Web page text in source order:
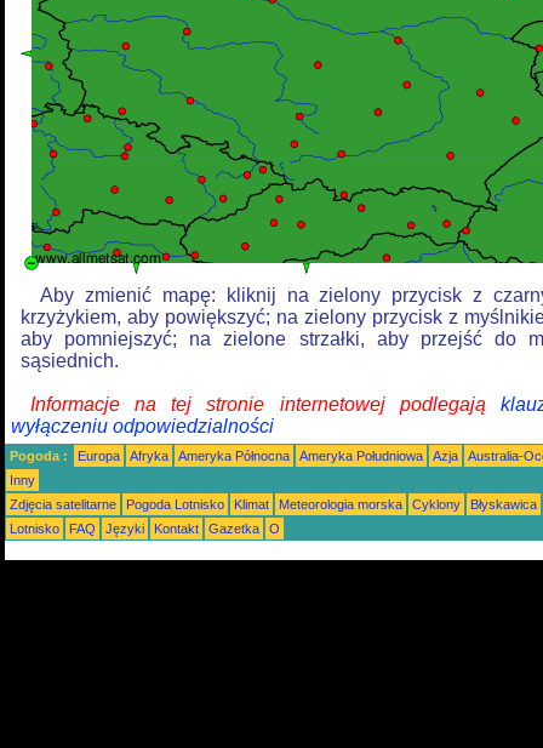
Aby zmienić mapę: kliknij na zielony przycisk z
krzyżykiem, aby powiększyć; na zielony przycisk z
aby pomniejszyć; na zielone strzałki, aby przejść do
sąsiednich.
Informacje na tej stronie internetowej podlegają
wyłączeniu odpowiedzialności
Pogoda : Europa Afryka Ameryka Północna Ameryka Południowa Azja
Australia-
Inny
Zdjęcia satelitarne
Pogoda Lotnisko Klimat Meteorologia morska Cyklony
Błyskawica
Lotnisko
FAQ Języki Kontakt Gazetka O